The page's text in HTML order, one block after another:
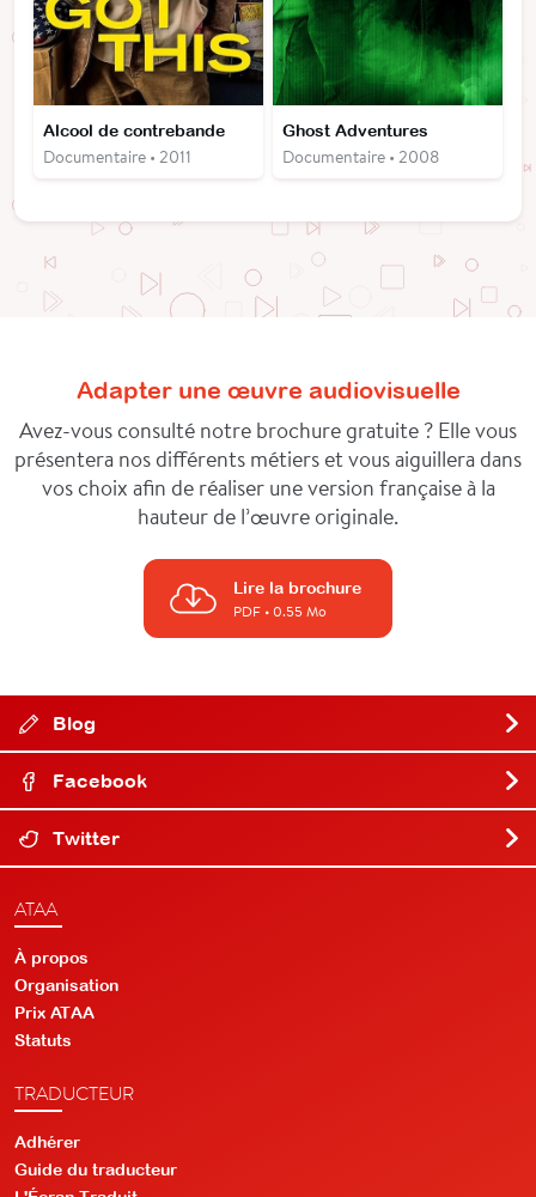
Alcool de contrebande
Documentaire • 2011
Ghost Adventures
Documentaire • 2008
Adapter une œuvre audiovisuelle
Avez-vous consulté notre brochure gratuite ? Elle vous
présentera nos différents métiers et vous aiguillera dans
vos choix afin de réaliser une version française à la
hauteur de l’œuvre originale.
Lire la brochure
PDF• 0.55 Mo
Blog
Facebook
Twitter
ATAA
À propos
Organisation
Prix ATAA
Statuts
TRADUCTEUR
Adhérer
Guide du traducteur